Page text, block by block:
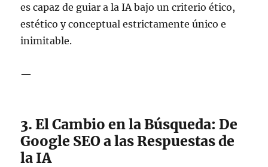
es capaz de guiar a la IA bajo un criterio ético,
estético y conceptual estrictamente único e
inimitable.
—
3. El Cambio en la Búsqueda: De
Google SEO a las Respuestas de
la IA